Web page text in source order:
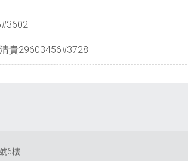
貴29603456#3728
6樓